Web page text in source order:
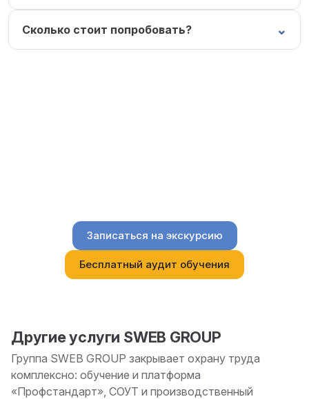
Сколько стоит попробовать? ⌄
Записаться на экскурсию
Бесплатный аудит обучения
Другие услуги SWEB GROUP
Группа SWEB GROUP закрывает охрану труда
комплексно: обучение и платформа
«Профстандарт», СОУТ и производственный